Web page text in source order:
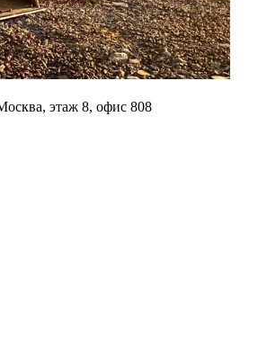
этаж 8, офис 808